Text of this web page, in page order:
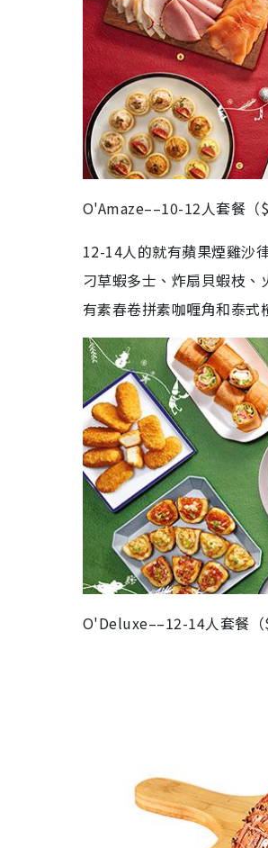
O'Amaze––10-12人套餐（
12-14人的就有蘋果煙雞沙
刁草蝦多士、炸扇貝蝦枝
有素春卷拼素咖喱角和泰式
O'Deluxe––12-14人套餐（